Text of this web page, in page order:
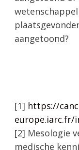
aangetoond?
[1] https://
europe.iarc.fr/
[2] Mesologie
medische